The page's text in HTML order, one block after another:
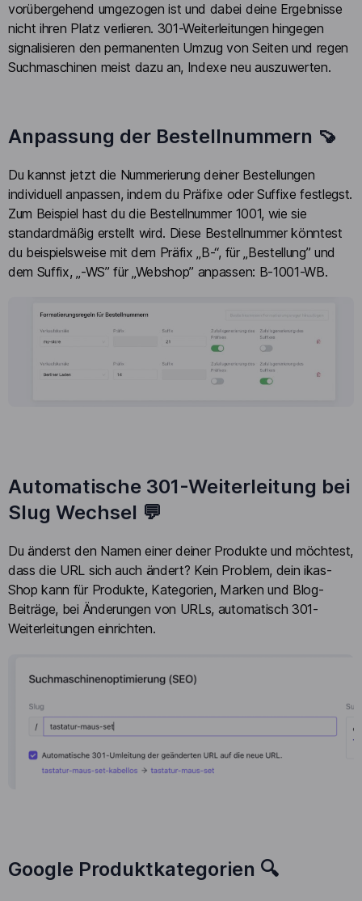
vorübergehend umgezogen ist und dabei deine Ergebnisse
nicht ihren Platz verlieren. 301-Weiterleitungen hingegen
signalisieren den permanenten Umzug von Seiten und regen
Suchmaschinen meist dazu an, Indexe neu auszuwerten.
Anpassung der Bestellnummern 🍠
Du kannst jetzt die Nummerierung deiner Bestellungen
individuell anpassen, indem du Präfixe oder Suffixe festlegst.
Zum Beispiel hast du die Bestellnummer 1001, wie sie
standardmäßig erstellt wird. Diese Bestellnummer könntest
du beispielsweise mit dem Präfix „B-“, für „Bestellung” und
dem Suffix, „-WS” für „Webshop” anpassen: B-1001-WB.
Automatische 301-Weiterleitung bei
Slug Wechsel 💬
Du änderst den Namen einer deiner Produkte und möchtest,
dass die URL sich auch ändert? Kein Problem, dein ikas-
Shop kann für Produkte, Kategorien, Marken und Blog-
Beiträge, bei Änderungen von URLs, automatisch 301-
Weiterleitungen einrichten.
Google Produktkategorien 🔍